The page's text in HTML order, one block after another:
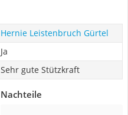
Hernie Leistenbruch Gürtel
Ja
Sehr gute Stützkraft
Nachteile